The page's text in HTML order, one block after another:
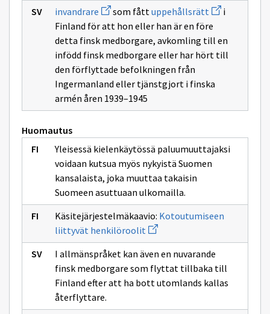
invandrare Avaa
uuden
ikkunan
sivulle
invandrare
som fåttuppehållsrätt Avaa
uuden
ikkunan
sivulle
uppehållsrätt
i
Finland för att hon eller han är en före
detta finsk medborgare, avkomling till en
infödd finsk medborgare eller har hört till
den förflyttade befolkningen från
Ingermanland eller tjänstgjort i finska
armén åren 1939–1945
Huomautus
Yleisessä kielenkäytössä paluumuuttajaksi
voidaan kutsua myös nykyistä Suomen
kansalaista, joka muuttaa takaisin
Suomeen asuttuaan ulkomailla.
Käsitejärjestelmäkaavio: Kotoutumiseen
liittyvät henkilöroolit Avaa
uuden
ikkunan
sivulle
Kotoutumiseen
liittyvät
henkilöroolit
I allmänspråket kan även en nuvarande
finsk medborgare som flyttat tillbaka till
Finland efter att ha bott utomlands kallas
återflyttare.